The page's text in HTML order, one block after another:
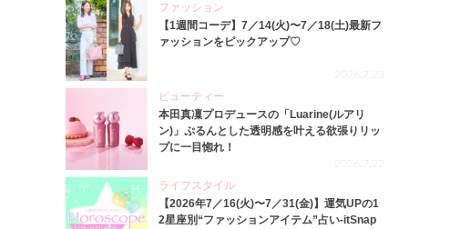
ファッション
【1週間コーデ】7／14(火)〜7／18(土)最新フ
ァッションをピックアップ♡
2026.7.23
ビューティー
本田真凜プロデュースの「Luarine(ルアリ
ン)」ぷるんとした透明感を叶える欲張りリッ
プに一目惚れ！
2026.7.22
ライフスタイル
【2026年7／16(火)〜7／31(金)】運気UPの1
2星座別“ファッションアイテム”占い-itSnap